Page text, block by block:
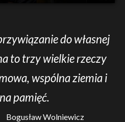
do własnej
to trzy wielkie rzeczy
wspólna ziemia i
pamięć.
Bogusław Wolniewicz